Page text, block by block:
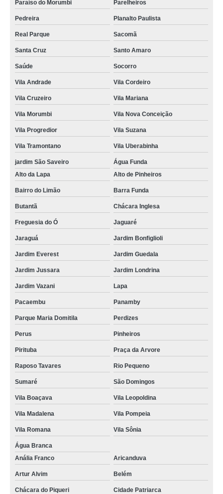
Paraíso do Morumbi Parelheiros
Pedreira Planalto Paulista
Real Parque Sacomã
Santa Cruz Santo Amaro
Saúde Socorro
Vila Andrade Vila Cordeiro
Vila Cruzeiro Vila Mariana
Vila Morumbi Vila Nova Conceição
Vila Progredior Vila Suzana
Vila Tramontano Vila Uberabinha
jardim São Saveiro
Água Funda
Alto da Lapa
Alto de Pinheiros
Bairro do Limão Barra Funda
Butantã Chácara Inglesa
Freguesia do Ó Jaguaré
Jaraguá Jardim Bonfiglioli
Jardim Everest Jardim Guedala
Jardim Jussara Jardim Londrina
Jardim Vazani Lapa
Pacaembu Panamby
Parque Maria Domitila Perdizes
Perus Pinheiros
Pirituba Praça da Arvore
Raposo Tavares Rio Pequeno
Sumaré São Domingos
Vila Boaçava Vila Leopoldina
Vila Madalena Vila Pompeia
Vila Romana Vila Sônia
Água Branca
Anália Franco
Aricanduva
Artur Alvim Belém
Chácara do Piqueri Cidade Patriarca